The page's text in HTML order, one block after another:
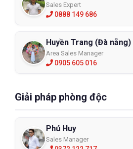
APQA6
7. Địa chỉ cung cấp áo
Khi mua hàng tại ECO3D, khách
Sales Expert
0888 149 686
Huyền Trang (Đà nẵng)
Area Sales Manager
0905 605 016
Giải pháp phòng độc
Phú Huy
Sales Manager